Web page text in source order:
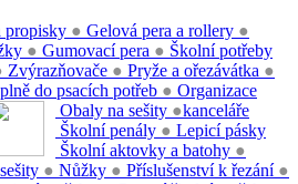
propisky ● Gelová pera a rollery ●
● Gumovací pera ●
Zvýrazňovače ● Pryže a ořezávátka ●
do psacích potřeb ●
Školní potřeby
Obaly na sešity ●
Školní penály ●
Školní aktovky a batohy ●
● Nůžky ● Příslušenství k řezání ●
Organizace
kanceláře
Lepicí pásky